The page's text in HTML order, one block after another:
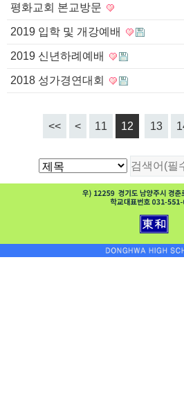
평화교회 본교방문
2019 입학 및 개강예배
2019 신년하례예배
2018 성가경연대회
<< < 11 12 13